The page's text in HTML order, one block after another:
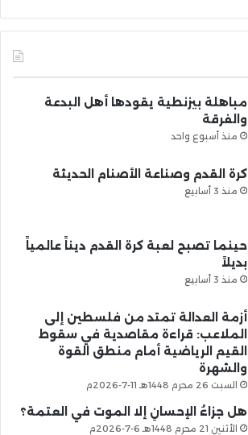
مباهلة بيزنطية يقودها أهل البدعة
والفرقة
منذ أسبوع واحد
كرة القدم وصناعة الأصنام الحديثة
منذ 3 أسابيع
حينما تصبح لعبة كرة القدم ديناً عالمياً
بديلاً
منذ 3 أسابيع
أزمة العدالة تمتد من فلسطين إلى
الملاعب: قراءة مقاصدية في سقوط
القيم الرياضية أمام منطق القوة
والشهرة
السبت 26 محرم 1448هـ 11-7-2026م
هل جزاءُ الإحسانِ إلا الموت في العتمة؟
الأثنين 21 محرم 1448هـ 6-7-2026م